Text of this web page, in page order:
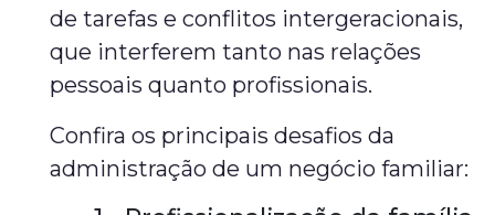
de tarefas e conflitos intergeracionais,
que interferem tanto nas relações
pessoais quanto profissionais.
Confira os principais desafios da
administração de um negócio familiar: